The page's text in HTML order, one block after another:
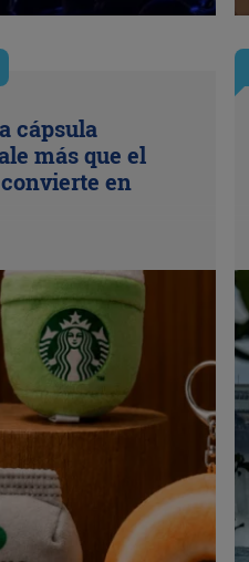
cápsula
más que el
en